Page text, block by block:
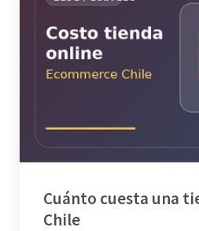
Cuánto cuesta una
Chile